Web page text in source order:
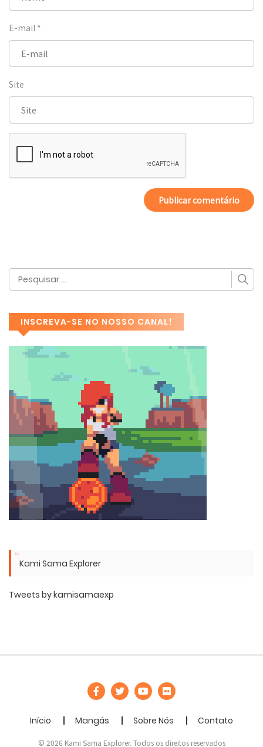
E-mail *
Site
INSCREVA-SE NO NOSSO CANAL!
Kami Sama Explorer
Tweets by kamisamaexp
Início Mangás Sobre Nós Contato
© 2026 Kami Sama Explorer. Todos os direitos reservados